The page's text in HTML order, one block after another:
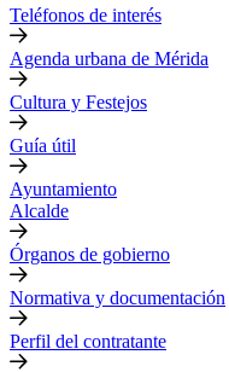
Teléfonos de interés
Agenda urbana de Mérida
Cultura y Festejos
Guía útil
Ayuntamiento
Alcalde
Órganos de gobierno
Normativa y documentación
Perfil del contratante